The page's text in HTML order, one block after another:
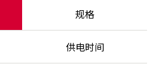
规格
供电时间